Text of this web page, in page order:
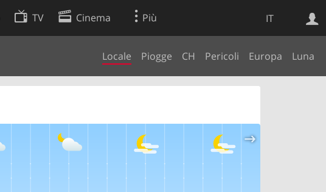
IT
TV Cinema Più
Locale Piogge CH Pericoli Europa Luna
Ricerca Web